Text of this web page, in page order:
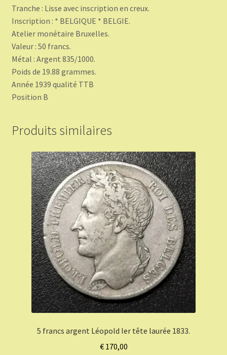
Tranche : Lisse avec inscription en creux.
Inscription : * BELGIQUE * BELGIE.
Atelier monétaire Bruxelles.
Valeur : 50 francs.
Métal : Argent 835/1000.
Poids de 19.88 grammes.
Année 1939 qualité TTB
Position B
Produits similaires
5 francs argent Léopold Ier tête laurée 1833.
€170,00